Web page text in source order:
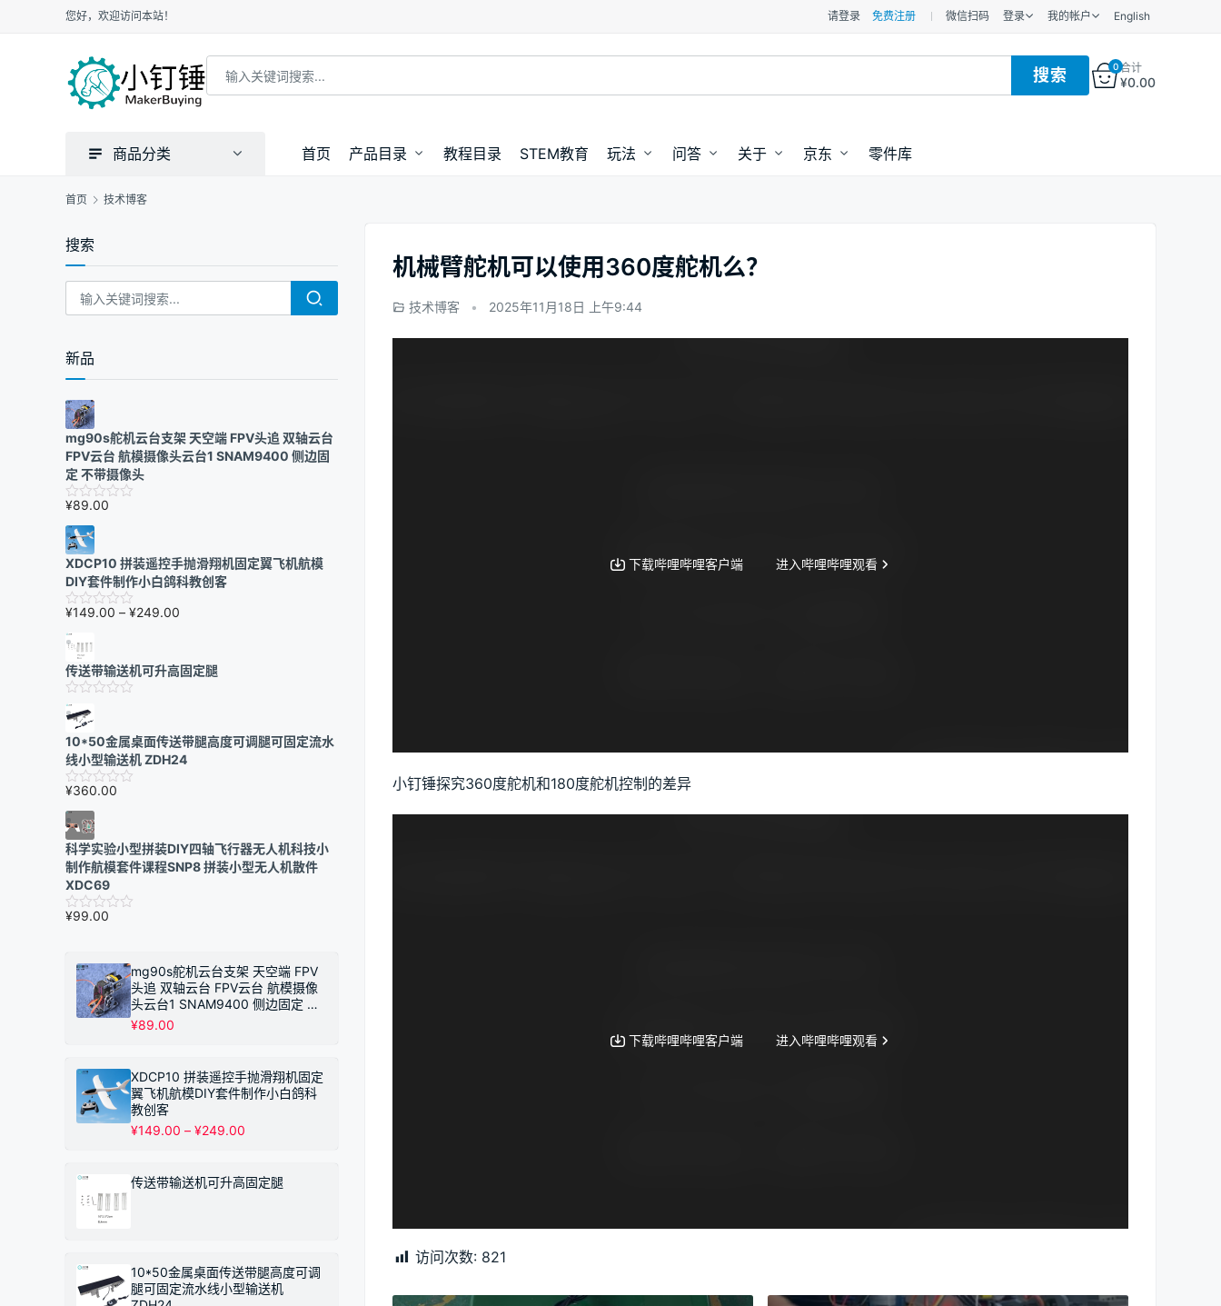
您好，欢迎访问本站！ 请登录 免费注册 微信扫码 登录 我的帐户 English
0合计
¥0.00
商品分类 首页 产品目录 教程目录 STEM教育 玩法 问答 关于 京东 零件库
首页 技术博客
机械臂舵机可以使用360度舵机么？
技术博客 • 2025年11月18日 上午9:44
小钉锤探究360度舵机和180度舵机控制的差异
访问次数: 821
搜索
新品
mg90s舵机云台支架 天空端 FPV头追 双轴云台
FPV云台 航模摄像头云台1 SNAM9400 侧边固
定 不带摄像头
¥89.00
XDCP10 拼装遥控手抛滑翔机固定翼飞机航模
DIY套件制作小白鸽科教创客
¥149.00 – ¥249.00
围：
传送带输送机可升高固定腿
10*50金属桌面传送带腿高度可调腿可固定流水
线小型输送机 ZDH24
¥360.00
科学实验小型拼装DIY四轴飞行器无人机科技小
制作航模套件课程SNP8 拼装小型无人机散件
XDC69
¥99.00
mg90s舵机云台支架 天空端 FPV
头追 双轴云台 FPV云台 航模摄像
头云台1 SNAM9400 侧边固定 不
带摄像头
¥89.00
XDCP10 拼装遥控手抛滑翔机固定
翼飞机航模DIY套件制作小白鸽科
教创客
¥149.00 – ¥249.00
围：
传送带输送机可升高固定腿
10*50金属桌面传送带腿高度可调
腿可固定流水线小型输送机